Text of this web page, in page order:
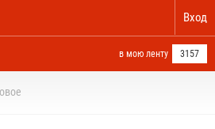
Вход
в мою ленту 3157